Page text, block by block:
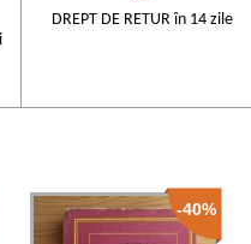
DREPT DE RETUR în 14 zile
-40%